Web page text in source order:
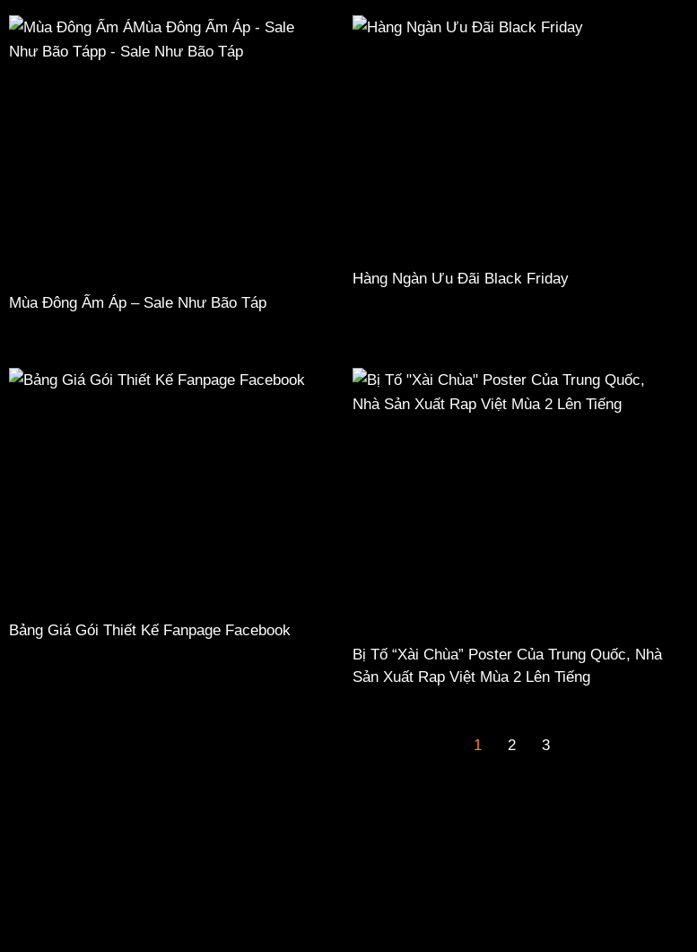
Mùa Đông Ấm Áp – Sale Như Bão Táp
Hàng Ngàn Ưu Đãi Black Friday
Bảng Giá Gói Thiết Kế Fanpage Facebook
Bị Tố “Xài Chùa” Poster Của Trung Quốc, Nhà
Sản Xuất Rap Việt Mùa 2 Lên Tiếng
1 2 3